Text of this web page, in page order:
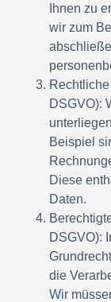
Ihnen zu
wir zum
DSGVO):
Beispiel
Diese
Daten.
DSGVO):
die
Wir